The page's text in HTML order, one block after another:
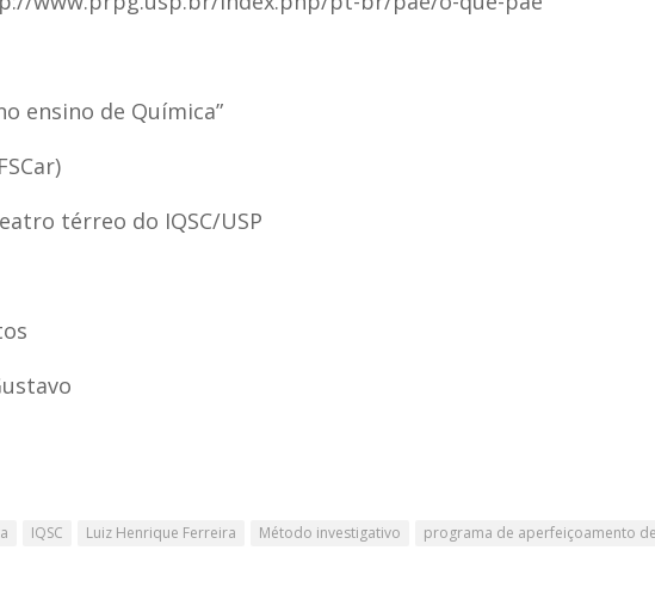
ensino de Química”
térreo do IQSC/USP
IQSC Luiz Henrique Ferreira Método investigativo programa de aperfeiçoamento